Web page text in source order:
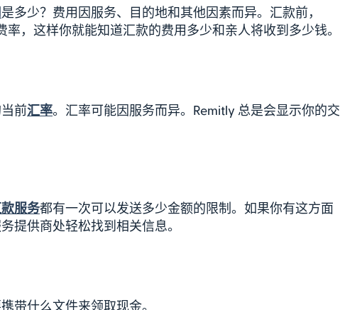
是多少？费用因服务、目的地和其他因素而异。汇款前，
率，这样你就能知道汇款的费用多少和亲人将收到多少钱。
前汇率。汇率可能因服务而异。Remitly 总是会显示你的交
服务都有一次可以发送多少金额的限制。如果你有这方面
提供商处轻松找到相关信息。
带什么文件来领取现金。